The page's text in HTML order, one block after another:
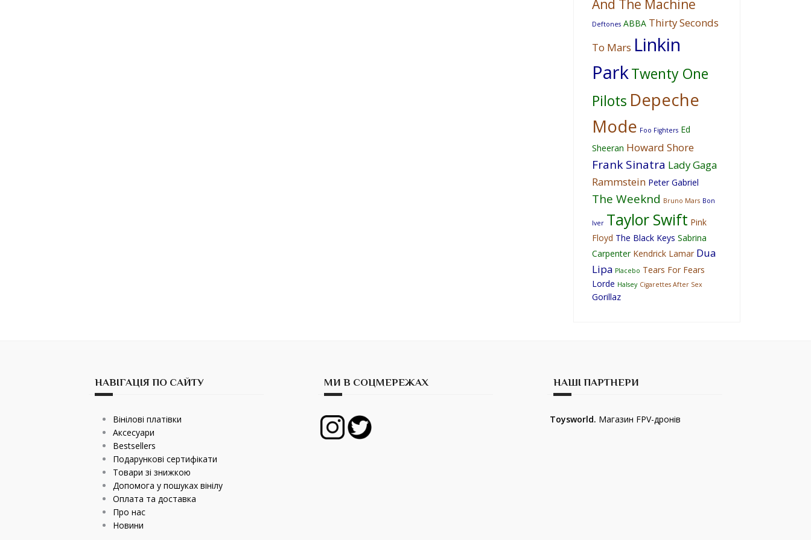
And The Machine
Deftones ABBA Thirty Seconds
To Mars Linkin
ParkTwenty One
Pilots Depeche
Mode Foo Fighters Ed
Sheeran Howard Shore
Frank Sinatra Lady Gaga
Rammstein Peter Gabriel
The Weeknd Bruno Mars Bon
Iver Taylor Swift Pink
Floyd The Black Keys Sabrina
Carpenter Kendrick Lamar Dua
Lipa Placebo Tears For Fears
Lorde Halsey Cigarettes After Sex
Gorillaz
НАВІГАЦІЯ ПО САЙТУ
Вінілові платівки
Аксесуари
Bestsellers
Подарункові сертифікати
Товари зі знижкою
Допомога у пошуках вінілу
Оплата та доставка
Про нас
Новини
МИ В СОЦМЕРЕЖАХ НАШІ ПАРТНЕРИ
Toysworld. Магазин FPV-дронів